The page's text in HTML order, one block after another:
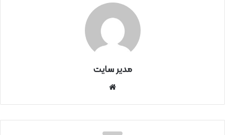
مدیر سایت
نتی